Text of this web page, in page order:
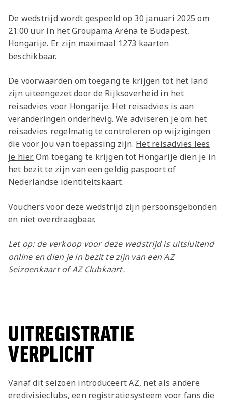
De wedstrijd wordt gespeeld op 30 januari 2025 om
21:00 uur in het Groupama Aréna te Budapest,
Hongarije. Er zijn maximaal 1273 kaarten
beschikbaar.
De voorwaarden om toegang te krijgen tot het land
zijn uiteengezet door de Rijksoverheid in het
reisadvies voor Hongarije. Het reisadvies is aan
veranderingen onderhevig. We adviseren je om het
reisadvies regelmatig te controleren op wijzigingen
die voor jou van toepassing zijn. Het reisadvies lees
je hier. Om toegang te krijgen tot Hongarije dien je in
het bezit te zijn van een geldig paspoort of
Nederlandse identiteitskaart.
Vouchers voor deze wedstrijd zijn persoonsgebonden
en niet overdraagbaar.
Let op: de verkoop voor deze wedstrijd is uitsluitend
online en dien je in bezit te zijn van een AZ
Seizoenkaart of AZ Clubkaart.
UITREGISTRATIE
VERPLICHT
Vanaf dit seizoen introduceert AZ, net als andere
eredivisieclubs, een registratiesysteem voor fans die